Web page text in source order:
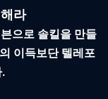
라
으로 솔킬을 만들
이득보단 텔레포
.